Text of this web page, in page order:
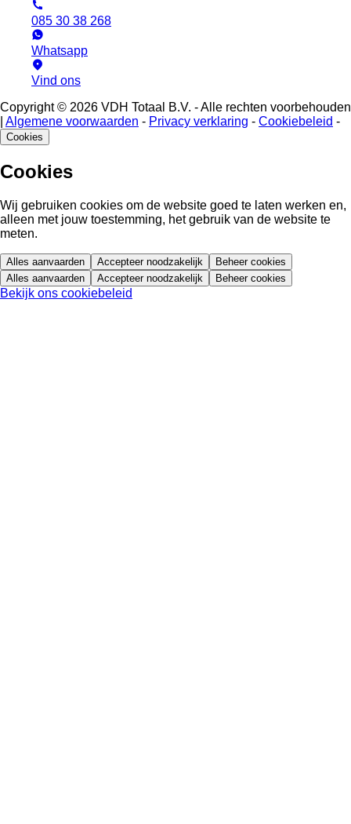
085 30 38 268
Whatsapp
Vind ons
Copyright © 2026 VDH Totaal B.V. - Alle rechten voorbehouden
Algemene voorwaarden - Privacy verklaring - Cookiebeleid -
Cookies
Cookies
Wij gebruiken cookies om de website goed te laten werken en,
alleen met jouw toestemming, het gebruik van de website te
meten.
Alles aanvaarden Accepteer noodzakelijk
Beheer cookies
Alles aanvaarden
Accepteer noodzakelijk Beheer cookies
Bekijk ons cookiebeleid